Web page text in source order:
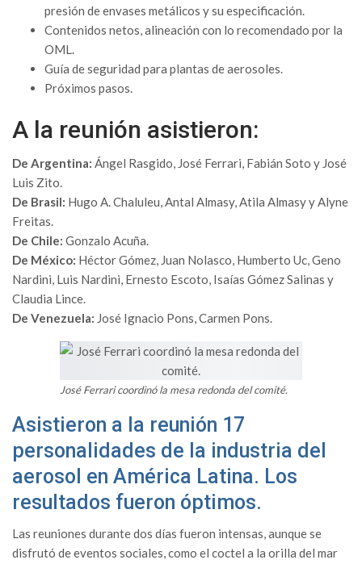
presión de envases metálicos y su especificación.
Contenidos netos, alineación con lo recomendado por la
OML.
Guía de seguridad para plantas de aerosoles.
Próximos pasos.
A la reunión asistieron:
De Argentina: Ángel Rasgido, José Ferrari, Fabián Soto y José
Luis Zito.
De Brasil: Hugo A. Chaluleu, Antal Almasy, Atila Almasy y Alyne
Freitas.
De Chile: Gonzalo Acuña.
De México: Héctor Gómez, Juan Nolasco, Humberto Uc, Geno
Nardini, Luis Nardini, Ernesto Escoto, Isaías Gómez Salinas y
Claudia Lince.
De Venezuela: José Ignacio Pons, Carmen Pons.
José Ferrari coordinó la mesa redonda del comité.
Asistieron a la reunión 17
personalidades de la industria del
aerosol en América Latina. Los
resultados fueron óptimos.
Las reuniones durante dos días fueron intensas, aunque se
disfrutó de eventos sociales, como el coctel a la orilla del mar